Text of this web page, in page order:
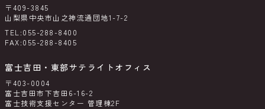
〒409-3845
山梨県中央市山之神流通団地1-7-2
TEL:055-288-8400
FAX:055-288-8405
富士吉田・東部サテライトオフィス
〒403-0004
富士吉田市下吉田6-16-2
富士技術支援センター 管理棟2F